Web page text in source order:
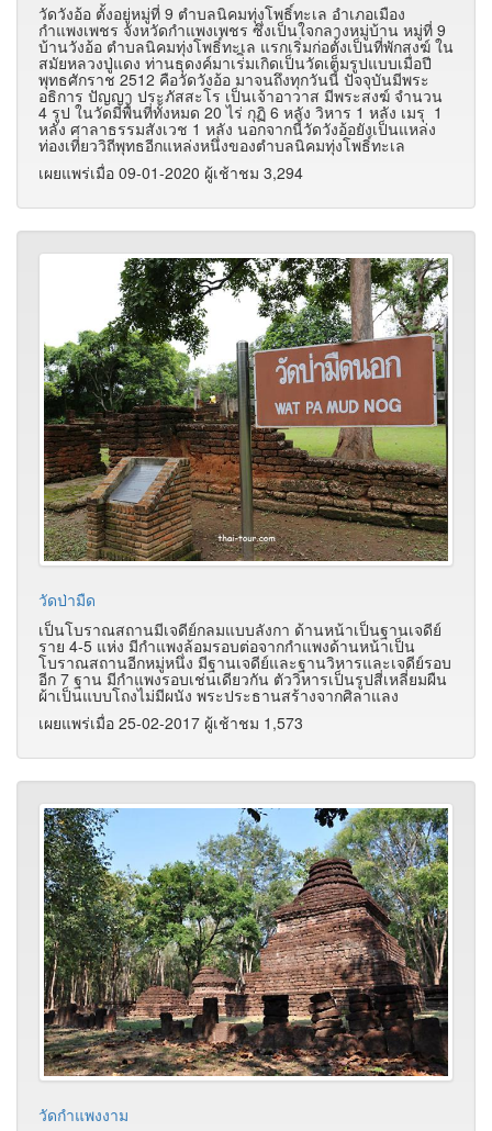
วัดวังอ้อ ตั้งอยู่หมู่ที่ 9 ตำบลนิคมทุ่งโพธิ์ทะเล อำเภอเมือง
กำแพงเพชร จังหวัดกำแพงเพชร ซึ่งเป็นใจกลางหมู่บ้าน หมู่ที่ 9
บ้านวังอ้อ ตำบลนิคมทุ่งโพธิ์ทะเล แรกเริ่มก่อตั้งเป็นที่พักสงฆ์ ใน
สมัยหลวงปู่แดง ท่านธุดงค์มาเร่ิมเกิดเป็นวัดเต็มรูปแบบเมื่อปี
พุทธศักราช 2512 คือวัดวังอ้อ มาจนถึงทุกวันนี้ ปัจจุบันมีพระ
อธิการ ปัญญา ประภัสสะโร เป็นเจ้าอาวาส มีพระสงฆ์ จำนวน
4 รูป ในวัดมีพื้นที่ทั้งหมด 20 ไร่ กุฏิ 6 หลัง วิหาร 1 หลัง เมรุ 1
หลัง ศาลาธรรมสังเวช 1 หลัง นอกจากนี้วัดวังอ้อยังเป็นแหล่ง
ท่องเที่ยววิถีพุทธอีกแหล่งหนึ่งของตำบลนิคมทุ่งโพธิ์ทะเล
เผยแพร่เมื่อ 09-01-2020 ผู้เช้าชม 3,294
วัดป่ามืด
เป็นโบราณสถานมีเจดีย์กลมแบบลังกา ด้านหน้าเป็นฐานเจดีย์
ราย 4-5 แห่ง มีกำแพงล้อมรอบต่อจากกำแพงด้านหน้าเป็น
โบราณสถานอีกหมู่หนึ่ง มีฐานเจดีย์และฐานวิหารและเจดีย์รอบ
อีก 7 ฐาน มีกำแพงรอบเช่นเดียวกัน ตัววิหารเป็นรูปสี่เหลี่ยมผืน
ผ้าเป็นแบบโถงไม่มีผนัง พระประธานสร้างจากศิลาแลง
เผยแพร่เมื่อ 25-02-2017 ผู้เช้าชม 1,573
วัดกำแพงงาม